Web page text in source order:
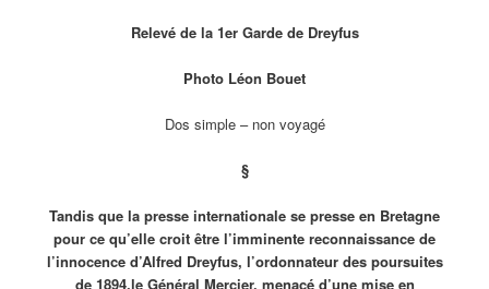
Relevé de la 1er Garde de Dreyfus
Photo Léon Bouet
Dos simple – non voyagé
§
Tandis que la presse internationale se presse en Bretagne
pour ce qu’elle croit être l’imminente reconnaissance de
l’innocence d’Alfred Dreyfus, l’ordonnateur des poursuites
de 1894,le Général Mercier, menacé d’une mise en